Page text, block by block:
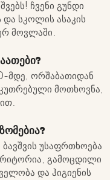
ჩვენი გუნდი
სკოლის ასაკის
მოვლაში.
მდე, ორშაბათიდან
მოთხოვნა,
უსაფრთხოება
გამოცდილი
და ჰიგიენის